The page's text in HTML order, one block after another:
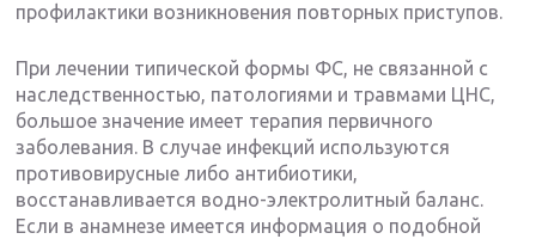
профилактики возникновения повторных приступов.
При лечении типической формы ФС, не связанной с
наследственностью, патологиями и травмами ЦНС,
большое значение имеет терапия первичного
заболевания. В случае инфекций используются
противовирусные либо антибиотики,
восстанавливается водно-электролитный баланс.
Если в анамнезе имеется информация о подобной